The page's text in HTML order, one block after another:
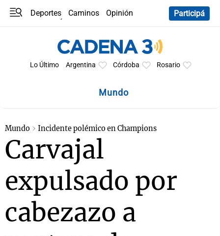
Deportes Caminos
Opinión
Participá
Lo Último Argentina Córdoba Rosario
Mundo
Mundo Incidente polémico en Champions
Carvajal
expulsado por
cabezazo a